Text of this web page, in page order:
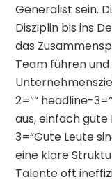
Generalist sein.
Disziplin bis ins
das
Team führen
2=““ headline-
aus, einfach gute
3=“Gute Leute
eine klare
Talente oft